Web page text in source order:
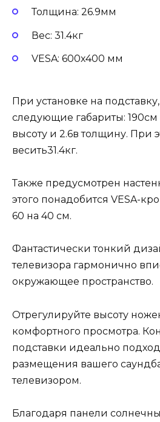
Толщина: 26.9мм
Вес: 31.4кг
VESA: 600х400 мм
При установке на
следующие габариты:
высоту и 2.6в толщину. При
весить31.4кг.
Также предусмотрен
этого понадобится VESA-
60 на 40 см.
Фантастически тонкий
телевизора гармонично
окружающее пространство.
Отрегулируйте высоту
комфортного просмотра.
подставки идеально
размещения вашего
телевизором.
Благодаря панели